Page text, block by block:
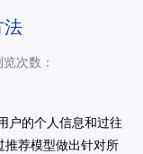
法
览次数：
户的个人信息和过往
推荐模型做出针对所